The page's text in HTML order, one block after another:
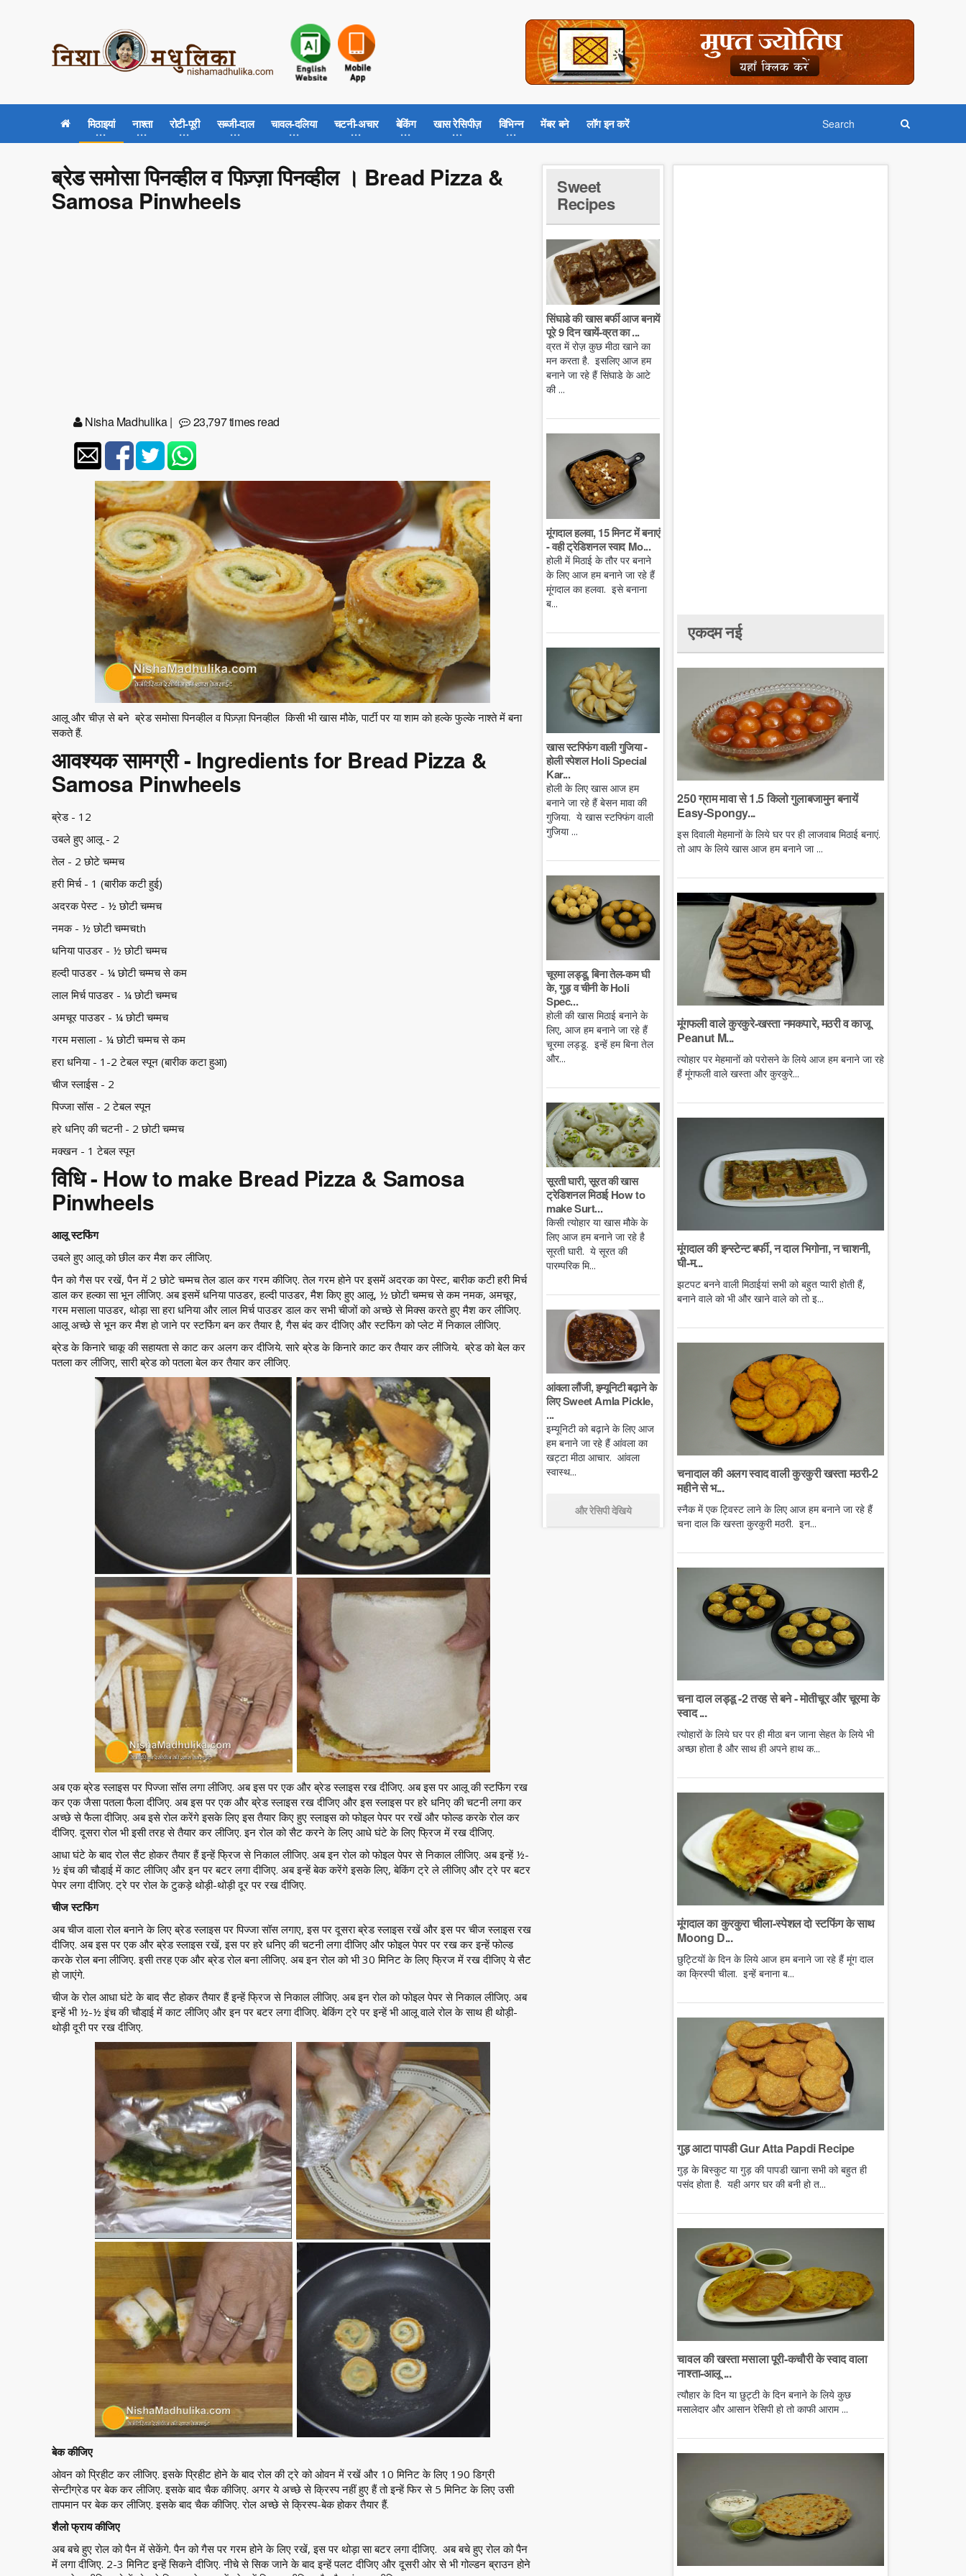
मिठाइयां नाश्ता रोटी-पूरी सब्जी-दाल चावल-दलिया चटनी-अचार बेकिंग खास रेसिपीज़ विभिन्न मेंबर बने लॉग इन करें
ब्रेड समोसा पिनव्हील व पिज़्ज़ा पिनव्हील । Bread Pizza &
Samosa Pinwheels
Nisha Madhulika| 23,797 times read
आलू और चीज़ से बने ब्रेड समोसा पिनव्हील व पिज़्ज़ा पिनव्हील किसी भी खास मौके, पार्टी पर या शाम को हल्के फुल्के नाश्ते में बना
सकते हैं.
आवश्यक सामग्री - Ingredients for Bread Pizza &
Samosa Pinwheels
ब्रेड - 12
उबले हुए आलू - 2
तेल - 2 छोटे चम्मच
हरी मिर्च - 1 (बारीक कटी हुई)
अदरक पेस्ट - ½ छोटी चम्मच
नमक - ½ छोटी चम्मचth
धनिया पाउडर - ½ छोटी चम्मच
हल्दी पाउडर - ¼ छोटी चम्मच से कम
लाल मिर्च पाउडर - ¼ छोटी चम्मच
अमचूर पाउडर - ¼ छोटी चम्मच
गरम मसाला - ¼ छोटी चम्मच से कम
हरा धनिया - 1-2 टेबल स्पून (बारीक कटा हुआ)
चीज स्लाईस - 2
पिज्जा सॉस - 2 टेबल स्पून
हरे धनिए की चटनी - 2 छोटी चम्मच
मक्खन - 1 टेबल स्पून
विधि - How to make Bread Pizza & Samosa
Pinwheels
आलू स्टफिंग
उबले हुए आलू को छील कर मैश कर लीजिए.
पैन को गैस पर रखें, पैन में 2 छोटे चम्मच तेल डाल कर गरम कीजिए. तेल गरम होने पर इसमें अदरक का पेस्ट, बारीक कटी हरी मिर्च
डाल कर हल्का सा भून लीजिए. अब इसमें धनिया पाउडर, हल्दी पाउडर, मैश किए हुए आलू, ½ छोटी चम्मच से कम नमक, अमचूर,
गरम मसाला पाउडर, थोड़ा सा हरा धनिया और लाल मिर्च पाउडर डाल कर सभी चीजों को अच्छे से मिक्स करते हुए मैश कर लीजिए.
आलू अच्छे से भून कर मैश हो जाने पर स्टफिंग बन कर तैयार है, गैस बंद कर दीजिए और स्टफिंग को प्लेट में निकाल लीजिए.
ब्रेड के किनारे चाकू की सहायता से काट कर अलग कर दीजिये. सारे ब्रेड के किनारे काट कर तैयार कर लीजिये. ब्रेड को बेल कर
पतला कर लीजिए, सारी ब्रेड को पतला बेल कर तैयार कर लीजिए.
अब एक ब्रेड स्लाइस पर पिज्जा सॉस लगा लीजिए. अब इस पर एक और ब्रेड स्लाइस रख दीजिए. अब इस पर आलू की स्टफिंग रख
कर एक जैसा पतला फैला दीजिए. अब इस पर एक और ब्रेड स्लाइस रख दीजिए और इस स्लाइस पर हरे धनिए की चटनी लगा कर
अच्छे से फैला दीजिए. अब इसे रोल करेंगे इसके लिए इस तैयार किए हुए स्लाइस को फोइल पेपर पर रखें और फोल्ड करके रोल कर
दीजिए. दूसरा रोल भी इसी तरह से तैयार कर लीजिए. इन रोल को सैट करने के लिए आधे घंटे के लिए फ्रिज में रख दीजिए.
आधा घंटे के बाद रोल सैट होकर तैयार हैं इन्हें फ्रिज से निकाल लीजिए. अब इन रोल को फोइल पेपर से निकाल लीजिए. अब इन्हें ½-
½ इंच की चौडा़ई में काट लीजिए और इन पर बटर लगा दीजिए. अब इन्हें बेक करेंगे इसके लिए, बेकिंग ट्रे ले लीजिए और ट्रे पर बटर
पेपर लगा दीजिए. ट्रे पर रोल के टुकड़े थोड़ी-थोड़ी दूर पर रख दीजिए.
चीज स्टफिंग
अब चीज वाला रोल बनाने के लिए ब्रेड स्लाइस पर पिज्जा सॉस लगाए, इस पर दूसरा ब्रेड स्लाइस रखें और इस पर चीज स्लाइस रख
दीजिए. अब इस पर एक और ब्रेड स्लाइस रखें, इस पर हरे धनिए की चटनी लगा दीजिए और फोइल पेपर पर रख कर इन्हें फोल्ड
करके रोल बना लीजिए. इसी तरह एक और ब्रेड रोल बना लीजिए. अब इन रोल को भी 30 मिनिट के लिए फ्रिज में रख दीजिए ये सैट
हो जाएंगे.
चीज के रोल आधा घंटे के बाद सैट होकर तैयार हैं इन्हें फ्रिज से निकाल लीजिए. अब इन रोल को फोइल पेपर से निकाल लीजिए. अब
इन्हें भी ½-½ इंच की चौडा़ई में काट लीजिए और इन पर बटर लगा दीजिए. बेकिंग ट्रे पर इन्हें भी आलू वाले रोल के साथ ही थोड़ी-
थोड़ी दूरी पर रख दीजिए.
बेक कीजिए
ओवन को प्रिहीट कर लीजिए. इसके प्रिहीट होने के बाद रोल की ट्रे को ओवन में रखें और 10 मिनिट के लिए 190 डिग्री
सेन्टीग्रेड पर बेक कर लीजिए. इसके बाद चैक कीजिए. अगर ये अच्छे से क्रिस्प नहीं हुए हैं तो इन्हें फिर से 5 मिनिट के लिए उसी
तापमान पर बेक कर लीजिए. इसके बाद चैक कीजिए. रोल अच्छे से क्रिस्प-बेक होकर तैयार हैं.
शैलो फ्राय कीजिए
अब बचे हुए रोल को पैन में सेकेंगे. पैन को गैस पर गरम होने के लिए रखें, इस पर थोड़ा सा बटर लगा दीजिए. अब बचे हुए रोल को पैन
में लगा दीजिए. 2-3 मिनिट इन्हें सिकने दीजिए. नीचे से सिक जाने के बाद इन्हें पलट दीजिए और दूसरी ओर से भी गोल्डन ब्राउन होने
Sweet
Recipes
सिंघाडे की खास बर्फी आज बनायें
पूरे 9 दिन खायें-व्रत का ...
व्रत में रोज़ कुछ मीठा खाने का
मन करता है. इसलिए आज हम
बनाने जा रहे हैं सिंघाडे के आटे
की ...
मूंगदाल हलवा, 15 मिनट में बनाएं
- वही ट्रेडिशनल स्वाद Mo...
होली में मिठाई के तौर पर बनाने
के लिए आज हम बनाने जा रहे हैं
मूंगदाल का हलवा. इसे बनाना
ब...
खास स्टफ्फिंग वाली गुजिया -
होली स्पेशल Holi Special
Kar...
होली के लिए खास आज हम
बनाने जा रहे हैं बेसन मावा की
गुजिया. ये खास स्टफ्फिंग वाली
गुजिया ...
चूरमा लड्डू, बिना तेल-कम घी
के, गुड़ व चीनी के Holi
Spec...
होली की खास मिठाई बनाने के
लिए, आज हम बनाने जा रहे हैं
चूरमा लड्डू. इन्हें हम बिना तेल
और...
सूरती घारी, सूरत की खास
ट्रेडिशनल मिठाई How to
make Surt...
किसी त्योहार या खास मौके के
लिए आज हम बनाने जा रहे है
सूरती घारी. ये सूरत की
पारम्परिक मि...
आंवला लौंजी, इम्यूनिटी बढ़ाने के
लिए Sweet Amla Pickle,
...
इम्यूनिटी को बढ़ाने के लिए आज
हम बनाने जा रहे हैं आंवला का
खट्टा मीठा आचार. आंवला
स्वास्थ...
और रेसिपी देखिये
एकदम नई
250 ग्राम मावा से 1.5 किलो गुलाबजामुन बनायें
Easy-Spongy...
इस दिवाली मेहमानों के लिये घर पर ही लाजवाब मिठाई बनाएं.
तो आप के लिये खास आज हम बनाने जा ...
मूंगफली वाले कुरकुरे-खस्ता नमकपारे, मठरी व काजू
Peanut M...
त्योहार पर मेहमानों को परोसने के लिये आज हम बनाने जा रहे
हैं मूंगफली वाले खस्ता और कुरकुरे...
मूंगदाल की इन्स्टेन्ट बर्फी, न दाल भिगोना, न चाशनी,
घी-म...
झटपट बनने वाली मिठाईयां सभी को बहुत प्यारी होती हैं,
बनाने वाले को भी और खाने वाले को तो इ...
चनादाल की अलग स्वाद वाली कुरकुरी खस्ता मठरी-2
महीने से भ...
स्नैक में एक ट्विस्ट लाने के लिए आज हम बनाने जा रहे हैं
चना दाल कि खस्ता कुरकुरी मठरी. इन...
चना दाल लड्डू -2 तरह से बने - मोतीचूर और चूरमा के
स्वाद ...
त्योहारों के लिये घर पर ही मीठा बन जाना सेहत के लिये भी
अच्छा होता है और साथ ही अपने हाथ क...
मूंगदाल का कुरकुरा चीला-स्पेशल दो स्टफिंग के साथ
Moong D...
छुट्टियों के दिन के लिये आज हम बनाने जा रहे हैं मूंग दाल
का क्रिस्पी चीला. इन्हें बनाना ब...
गुड़ आटा पापडी Gur Atta Papdi Recipe
गुड़ के बिस्कुट या गुड़ की पापडी खाना सभी को बहुत ही
पसंद होता है. यही अगर घर की बनी हो त...
चावल की खस्ता मसाला पूरी-कचौरी के स्वाद वाला
नाश्ता-आलू ...
त्यौहार के दिन या छुट्टी के दिन बनाने के लिये कुछ
मसालेदार और आसान रेसिपी हो तो काफी आराम ...